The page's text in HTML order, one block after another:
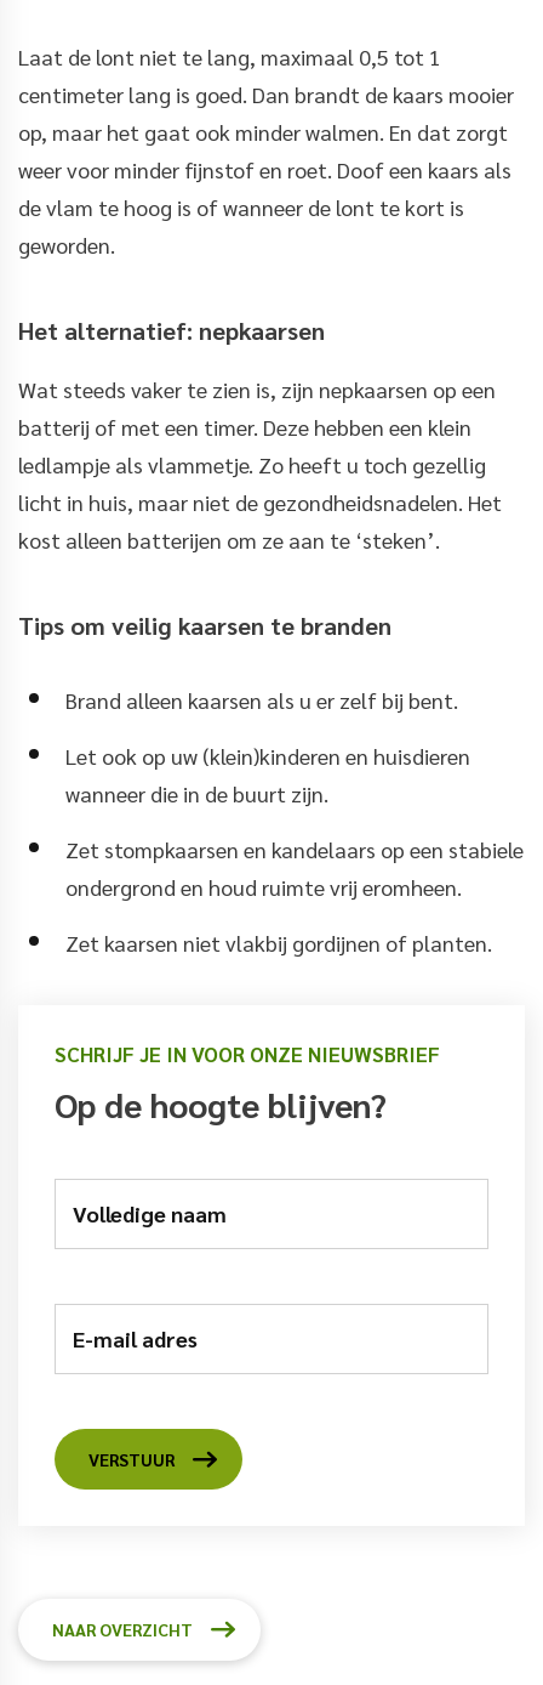
Laat de lont niet te lang, maximaal 0,5 tot 1
centimeter lang is goed. Dan brandt de kaars mooier
op, maar het gaat ook minder walmen. En dat zorgt
weer voor minder fijnstof en roet. Doof een kaars als
de vlam te hoog is of wanneer de lont te kort is
geworden.
Het alternatief: nepkaarsen
Wat steeds vaker te zien is, zijn nepkaarsen op een
batterij of met een timer. Deze hebben een klein
ledlampje als vlammetje. Zo heeft u toch gezellig
licht in huis, maar niet de gezondheidsnadelen. Het
kost alleen batterijen om ze aan te ‘steken’.
Tips om veilig kaarsen te branden
Brand alleen kaarsen als u er zelf bij bent.
Let ook op uw (klein)kinderen en huisdieren
wanneer die in de buurt zijn.
Zet stompkaarsen en kandelaars op een stabiele
ondergrond en houd ruimte vrij eromheen.
Zet kaarsen niet vlakbij gordijnen of planten.
SCHRIJF JE IN VOOR ONZE NIEUWSBRIEF
Op de hoogte blijven?
Volledige naam
E-mail adres
VERSTUUR
NAAR OVERZICHT